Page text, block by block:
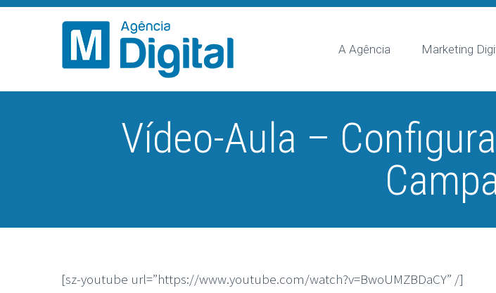
A Agência Marketing
Vídeo-Aula –
[sz-youtube url=”https://www.youtube.com/watch?v=BwoUMZBDaCY” /]